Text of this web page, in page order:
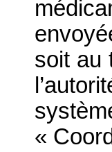
soit au
«